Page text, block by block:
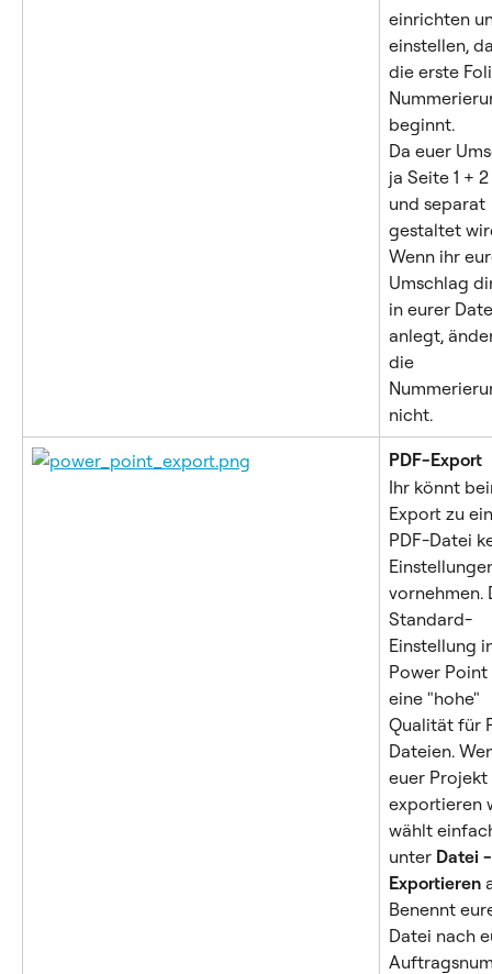
einrichten
einstellen,
die erste
beginnt.
Da euer
ja Seite 1 +
und separat
gestaltet
Wenn ihr
Umschlag
in eurer
anlegt,
die
nicht.
PDF-Export
Ihr könnt
Export zu
PDF-Datei
vornehmen.
Standard-
Einstellung
Power
eine "hohe"
Qualität für
Dateien.
euer Projekt
exportieren
wählt
unter Datei
Exportieren
Benennt
Datei nach